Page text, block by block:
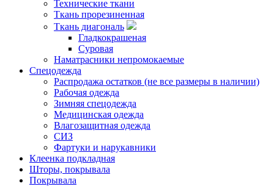
Технические ткани
Ткань прорезиненная
Ткань диагональ
Гладкокрашеная
Суровая
Наматрасники непромокаемые
Спецодежда
Распродажа остатков (не все размеры в наличии)
Рабочая одежда
Зимняя спецодежда
Медицинская одежда
Влагозащитная одежда
СИЗ
Фартуки и нарукавники
Клеенка подкладная
Шторы, покрывала
Покрывала